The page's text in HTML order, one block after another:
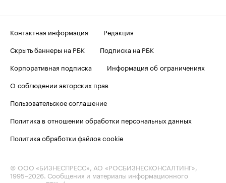
Контактная информация
Редакция
Скрыть баннеры на РБК
Подписка на РБК
Корпоративная подписка
Информация об ограничениях
О соблюдении авторских прав
Пользовательское соглашение
Политика в отношении обработки персональных данных
Политика обработки файлов cookie
© ООО «БИЗНЕСПРЕСС», АО «РОСБИЗНЕСКОНСАЛТИНГ»,
1995–2026. Сообщения и материалы информационного